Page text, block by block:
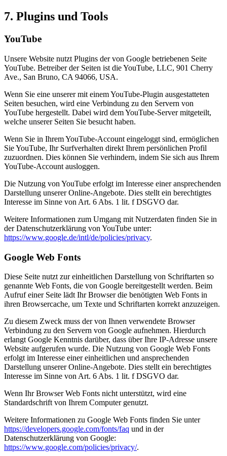
7. Plugins und Tools
YouTube
Unsere Website nutzt Plugins der von Google betriebenen Seite
YouTube. Betreiber der Seiten ist die YouTube, LLC, 901 Cherry
Ave., San Bruno, CA 94066, USA.
Wenn Sie eine unserer mit einem YouTube-Plugin ausgestatteten
Seiten besuchen, wird eine Verbindung zu den Servern von
YouTube hergestellt. Dabei wird dem YouTube-Server mitgeteilt,
welche unserer Seiten Sie besucht haben.
Wenn Sie in Ihrem YouTube-Account eingeloggt sind, ermöglichen
Sie YouTube, Ihr Surfverhalten direkt Ihrem persönlichen Profil
zuzuordnen. Dies können Sie verhindern, indem Sie sich aus Ihrem
YouTube-Account ausloggen.
Die Nutzung von YouTube erfolgt im Interesse einer ansprechenden
Darstellung unserer Online-Angebote. Dies stellt ein berechtigtes
Interesse im Sinne von Art. 6 Abs. 1 lit. f DSGVO dar.
Weitere Informationen zum Umgang mit Nutzerdaten finden Sie in
der Datenschutzerklärung von YouTube unter:
https://www.google.de/intl/de/policies/privacy.
Google Web Fonts
Diese Seite nutzt zur einheitlichen Darstellung von Schriftarten so
genannte Web Fonts, die von Google bereitgestellt werden. Beim
Aufruf einer Seite lädt Ihr Browser die benötigten Web Fonts in
ihren Browsercache, um Texte und Schriftarten korrekt anzuzeigen.
Zu diesem Zweck muss der von Ihnen verwendete Browser
Verbindung zu den Servern von Google aufnehmen. Hierdurch
erlangt Google Kenntnis darüber, dass über Ihre IP-Adresse unsere
Website aufgerufen wurde. Die Nutzung von Google Web Fonts
erfolgt im Interesse einer einheitlichen und ansprechenden
Darstellung unserer Online-Angebote. Dies stellt ein berechtigtes
Interesse im Sinne von Art. 6 Abs. 1 lit. f DSGVO dar.
Wenn Ihr Browser Web Fonts nicht unterstützt, wird eine
Standardschrift von Ihrem Computer genutzt.
Weitere Informationen zu Google Web Fonts finden Sie unter
https://developers.google.com/fonts/faq und in der
Datenschutzerklärung von Google:
https://www.google.com/policies/privacy/.